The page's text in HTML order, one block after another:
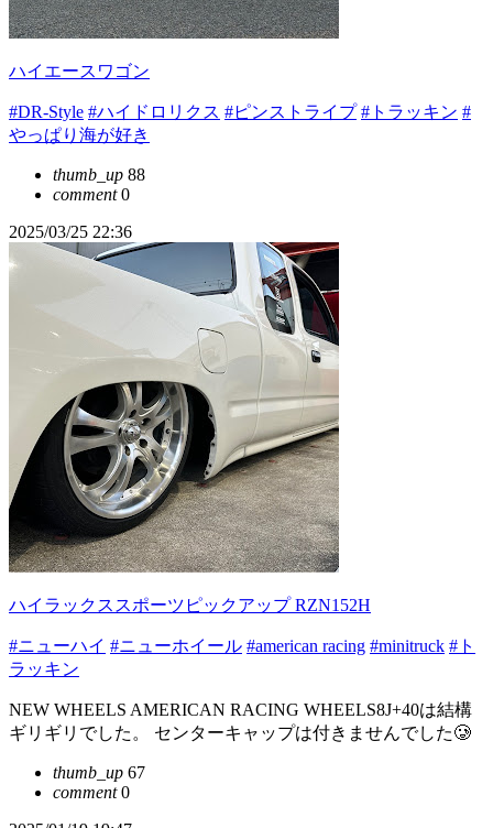
ハイエースワゴン
#DR-Style #ハイドロリクス #ピンストライプ #トラッキン #
やっぱり海が好き
thumb_up 88
comment0
2025/03/25 22:36
ハイラックススポーツピックアップ RZN152H
#ニューハイ #ニューホイール #american racing #minitruck #ト
ラッキン
NEW WHEELS AMERICAN RACING WHEELS8J+40は結構
ギリギリでした。 センターキャップは付きませんでした🥲
thumb_up 67
comment0